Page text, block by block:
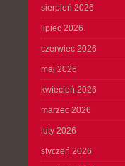
sierpień 2026
lipiec 2026
czerwiec 2026
maj 2026
kwiecień 2026
marzec 2026
luty 2026
styczeń 2026